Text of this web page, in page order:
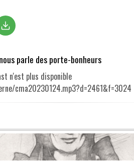
parle des porte-bonheurs
n'est plus disponible
cma20230124.mp3?d=2461&f=3024